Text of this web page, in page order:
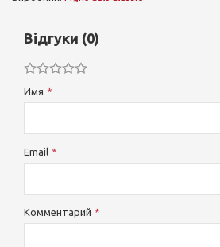
Відгуки (0)
Имя
Email
Комментарий